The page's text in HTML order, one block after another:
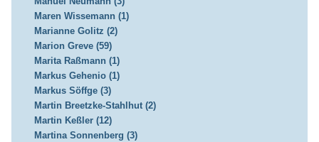
Maren Wissemann (1)
Marianne Golitz (2)
Marion Greve (59)
Marita Raßmann (1)
Markus Gehenio (1)
Markus Söffge (3)
Martin Breetzke-Stahlhut (2)
Martin Keßler (12)
Martina Sonnenberg (3)